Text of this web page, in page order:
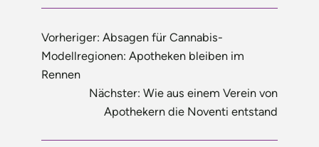
Vorheriger: Absagen für Cannabis-
Modellregionen: Apotheken bleiben im
Rennen
Nächster: Wie aus einem Verein von
Apothekern die Noventi entstand